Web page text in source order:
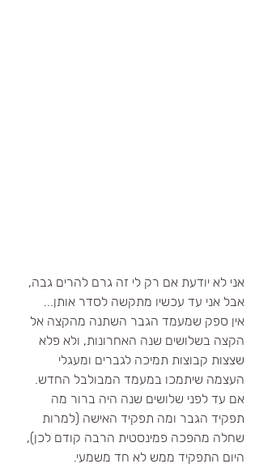
אני לא יודעת אם רק לי זה גרם להרים גבה,
אבל אני עד עכשיו מתקשה לסדר אותן...
אין ספק שמעמד הגבר השתנה מהקצה אל
הקצה בשלושים שנה האחרונות, ולא פלא
שצצות קבוצות תמיכה לגברים ומעגלי
העצמה שיתמכו במעמד המבולבל החדש.
אם עד לפני שלושים שנה היה ברור מה
תפקיד הגבר ומה תפקיד האישה (למרות
שחלה מהפכה פמינסטית הרבה קודם לכן),
היום התפקיד ממש לא חד משמעי.